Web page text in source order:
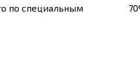
по специальным